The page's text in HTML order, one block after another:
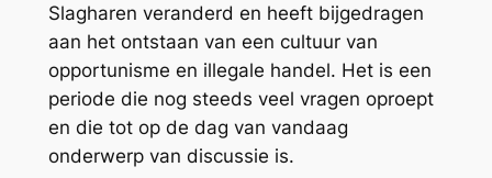
Slagharen veranderd en heeft bijgedragen
aan het ontstaan van een cultuur van
opportunisme en illegale handel. Het is een
periode die nog steeds veel vragen oproept
en die tot op de dag van vandaag
onderwerp van discussie is.